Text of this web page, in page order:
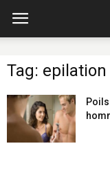
Tag: epilation